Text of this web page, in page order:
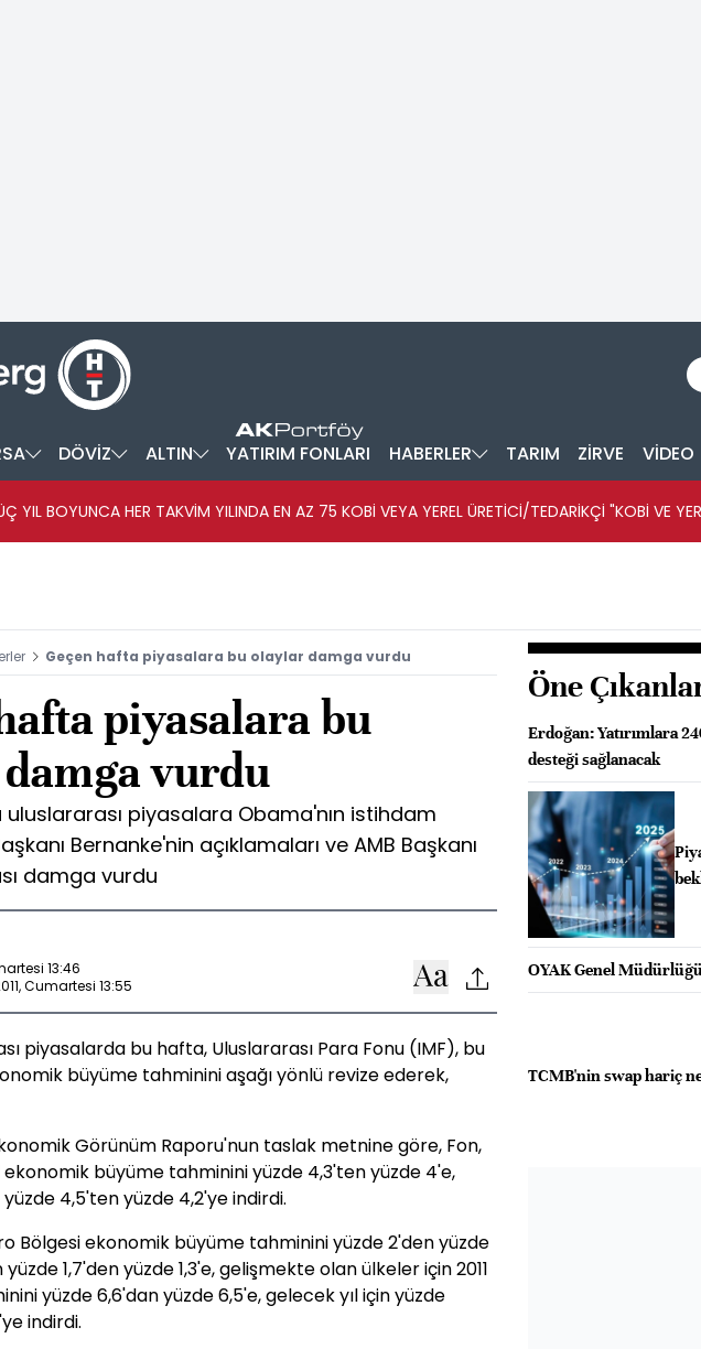
DÖVİZ ALTIN YATIRIM FONLARI HABERLER TARIM ZİRVE VİDEO
YIL BOYUNCA HER TAKVİM YILINDA EN AZ 75 KOBİ VEYA YEREL ÜRETİCİ/TEDARİKÇİ "KOBİ VE
Geçen hafta piyasalara bu olaylar damga vurdu
piyasalara bu
vurdu
piyasalara Obama'nın istihdam
Bernanke'nin açıklamaları ve AMB Başkanı
damga vurdu
13:46
Cumartesi 13:55
piyasalarda bu hafta, Uluslararası Para Fonu (IMF), bu
büyüme tahminini aşağı yönlü revize ederek,
Görünüm Raporu'nun taslak metnine göre, Fon,
ekonomik büyüme tahminini yüzde 4,3'ten yüzde 4'e,
4,5'ten yüzde 4,2'ye indirdi.
Bölgesi ekonomik büyüme tahminini yüzde 2'den yüzde
yüzde 1,7'den yüzde 1,3'e, gelişmekte olan ülkeler için 2011
yüzde 6,6'dan yüzde 6,5'e, gelecek yıl için yüzde
indirdi.
Öne
Erdoğan: Yatırımlara
desteği sağlanacak
OYAK Genel
TCMB'nin swap hariç